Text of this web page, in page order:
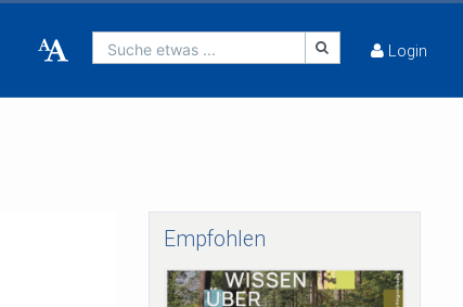
Suche etwas ... Login
Empfohlen